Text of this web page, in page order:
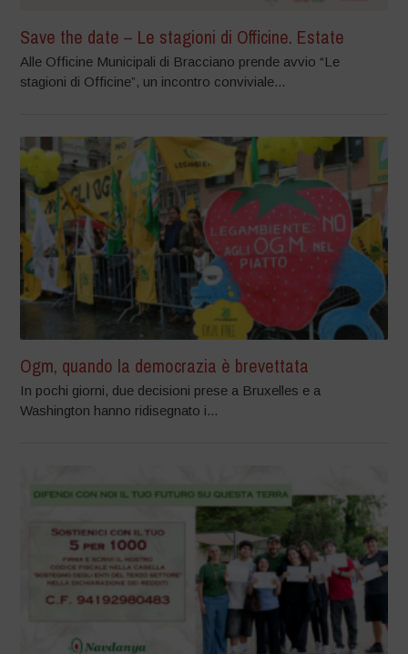
Save the date – Le stagioni di Officine. Estate
Alle Officine Municipali di Bracciano prende avvio “Le
stagioni di Officine”, un incontro conviviale...
Ogm, quando la democrazia è brevettata
In pochi giorni, due decisioni prese a Bruxelles e a
Washington hanno ridisegnato i...